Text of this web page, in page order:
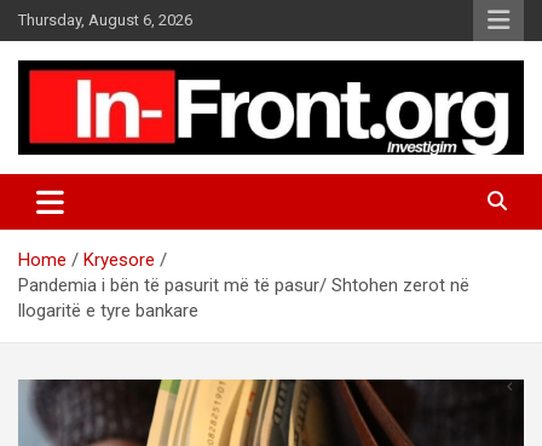
k
Thursday, August 6, 2026
Home
Kryesore
Pandemia i bën të pasurit më të pasur/ Shtohen zerot në
llogaritë e tyre bankare